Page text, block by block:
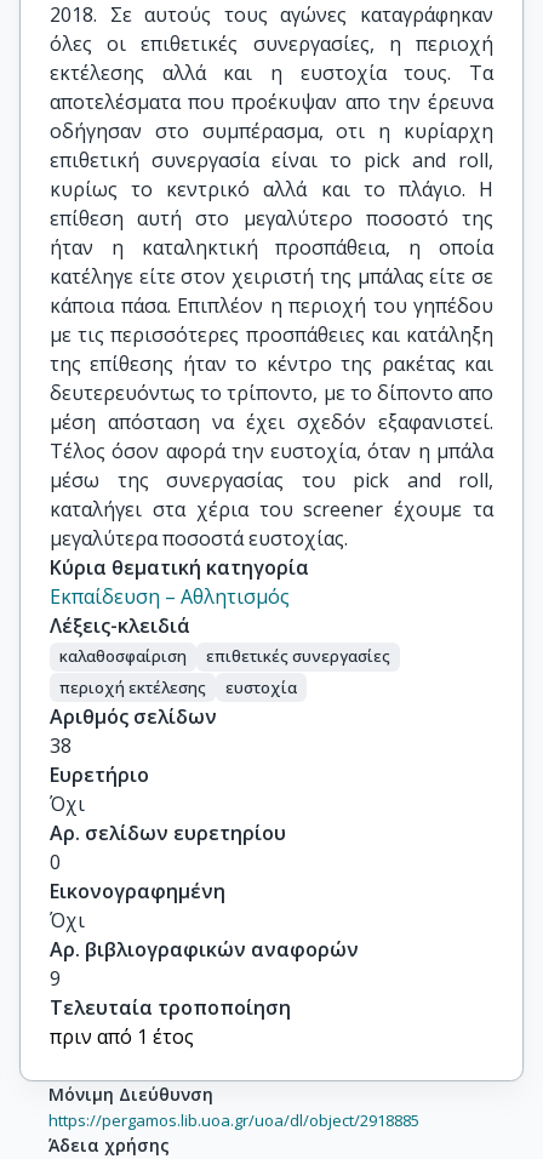
2018. Σε αυτούς τους αγώνες καταγράφηκαν
όλες οι επιθετικές συνεργασίες, η περιοχή
εκτέλεσης αλλά και η ευστοχία τους. Τα
αποτελέσματα που προέκυψαν απο την έρευνα
οδήγησαν στο συμπέρασμα, οτι η κυρίαρχη
επιθετική συνεργασία είναι το pick and roll,
κυρίως το κεντρικό αλλά και το πλάγιο. Η
επίθεση αυτή στο μεγαλύτερο ποσοστό της
ήταν η καταληκτική προσπάθεια, η οποία
κατέληγε είτε στον χειριστή της μπάλας είτε σε
κάποια πάσα. Επιπλέον η περιοχή του γηπέδου
με τις περισσότερες προσπάθειες και κατάληξη
της επίθεσης ήταν το κέντρο της ρακέτας και
δευτερευόντως το τρίποντο, με το δίποντο απο
μέση απόσταση να έχει σχεδόν εξαφανιστεί.
Τέλος όσον αφορά την ευστοχία, όταν η μπάλα
μέσω της συνεργασίας του pick and roll,
καταλήγει στα χέρια του screener έχουμε τα
μεγαλύτερα ποσοστά ευστοχίας.
Κύρια θεματική κατηγορία
Εκπαίδευση – Αθλητισμός
Λέξεις-κλειδιά
καλαθοσφαίριση
επιθετικές συνεργασίες
περιοχή εκτέλεσης
ευστοχία
Αριθμός σελίδων
38
Ευρετήριο
Όχι
Αρ. σελίδων ευρετηρίου
0
Εικονογραφημένη
Όχι
Αρ. βιβλιογραφικών αναφορών
9
Τελευταία τροποποίηση
πριν από 1 έτος
Μόνιμη Διεύθυνση
https://pergamos.lib.uoa.gr/uoa/dl/object/2918885
Άδεια χρήσης